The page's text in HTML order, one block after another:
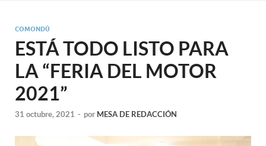
COMONDÚ
ESTÁ TODO LISTO PARA
LA “FERIA DEL MOTOR
2021”
31 octubre, 2021 - por MESA DE REDACCIÓN